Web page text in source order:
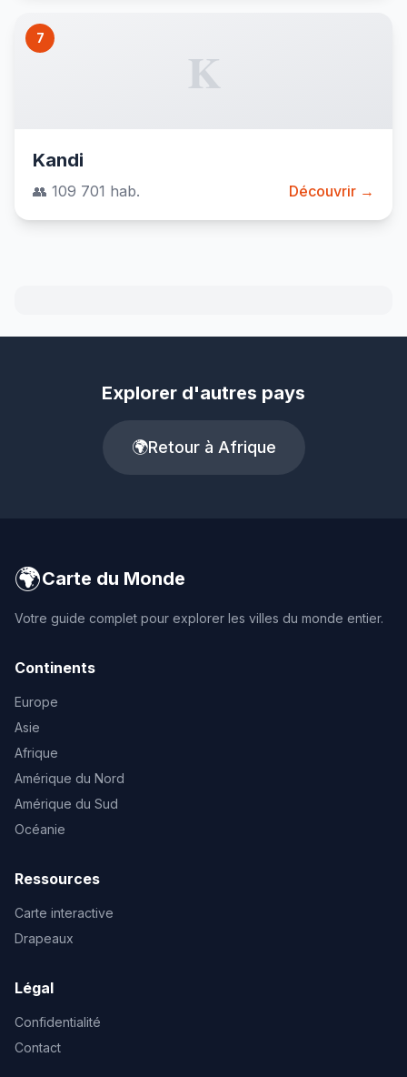
7
K
Kandi
👥 109 701 hab. Découvrir →
Explorer d'autres pays
🌍Retour à Afrique
🌍Carte du Monde
Votre guide complet pour explorer les villes du monde entier.
Continents
Europe
Asie
Afrique
Amérique du Nord
Amérique du Sud
Océanie
Ressources
Carte interactive
Drapeaux
Légal
Confidentialité
Contact